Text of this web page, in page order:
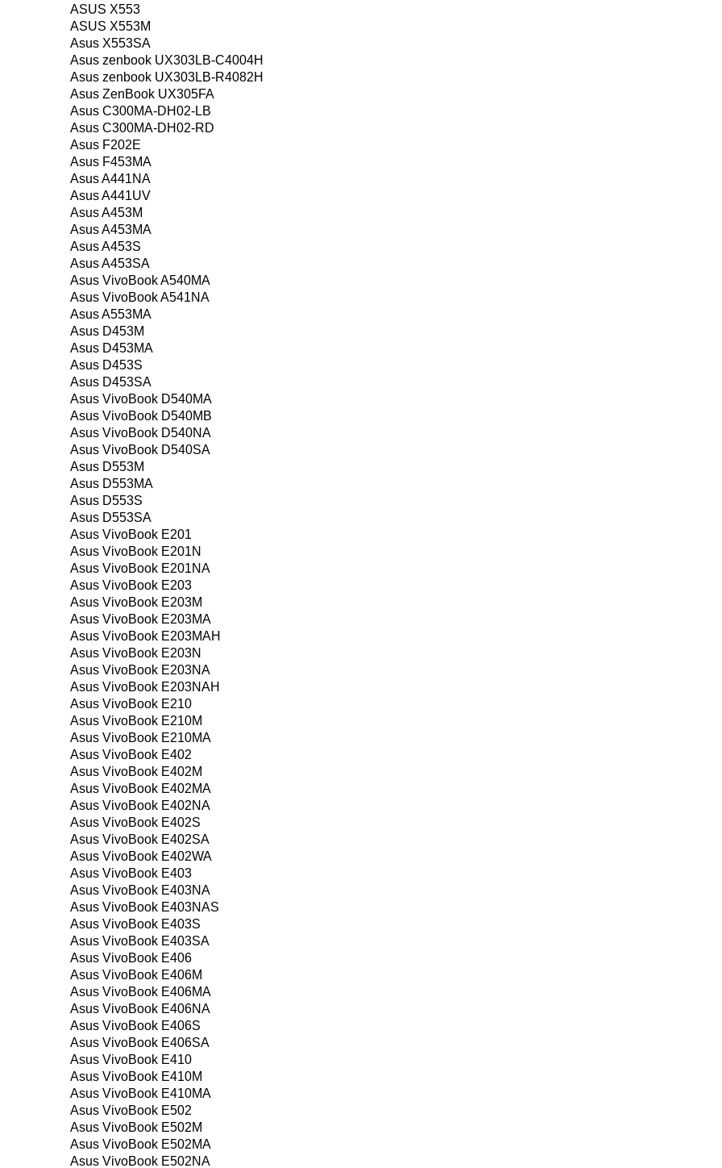
ASUS X553
ASUS X553M
Asus X553SA
Asus zenbook UX303LB-C4004H
Asus zenbook UX303LB-R4082H
Asus ZenBook UX305FA
Asus C300MA-DH02-LB
Asus C300MA-DH02-RD
Asus F202E
Asus F453MA
Asus A441NA
Asus A441UV
Asus A453M
Asus A453MA
Asus A453S
Asus A453SA
Asus VivoBook A540MA
Asus VivoBook A541NA
Asus A553MA
Asus D453M
Asus D453MA
Asus D453S
Asus D453SA
Asus VivoBook D540MA
Asus VivoBook D540MB
Asus VivoBook D540NA
Asus VivoBook D540SA
Asus D553M
Asus D553MA
Asus D553S
Asus D553SA
Asus VivoBook E201
Asus VivoBook E201N
Asus VivoBook E201NA
Asus VivoBook E203
Asus VivoBook E203M
Asus VivoBook E203MA
Asus VivoBook E203MAH
Asus VivoBook E203N
Asus VivoBook E203NA
Asus VivoBook E203NAH
Asus VivoBook E210
Asus VivoBook E210M
Asus VivoBook E210MA
Asus VivoBook E402
Asus VivoBook E402M
Asus VivoBook E402MA
Asus VivoBook E402NA
Asus VivoBook E402S
Asus VivoBook E402SA
Asus VivoBook E402WA
Asus VivoBook E403
Asus VivoBook E403NA
Asus VivoBook E403NAS
Asus VivoBook E403S
Asus VivoBook E403SA
Asus VivoBook E406
Asus VivoBook E406M
Asus VivoBook E406MA
Asus VivoBook E406NA
Asus VivoBook E406S
Asus VivoBook E406SA
Asus VivoBook E410
Asus VivoBook E410M
Asus VivoBook E410MA
Asus VivoBook E502
Asus VivoBook E502M
Asus VivoBook E502MA
Asus VivoBook E502NA